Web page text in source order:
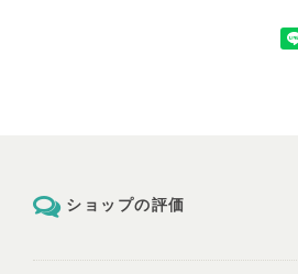
ショップの評価